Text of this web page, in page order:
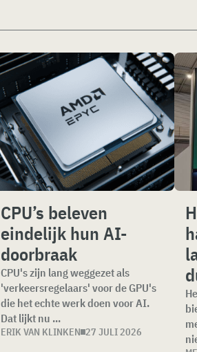
CPU’s beleven
eindelijk hun AI-
doorbraak
CPU's zijn lang weggezet als
'verkeersregelaars' voor de GPU's
die het echte werk doen voor AI.
Dat lijkt nu ...
ERIK VAN KLINKEN 27 JULI 2026